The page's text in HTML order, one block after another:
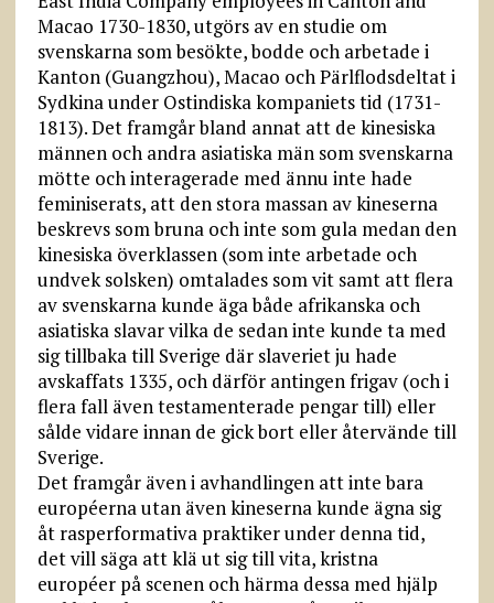
Macao 1730-1830, utgörs av en studie om
svenskar­na som besökte, bodde och arbetade i
Kanton (Guangzhou), Macao och Pärlflodsdeltat i
Sydkina under Ostindiska kompaniets tid (1731-
1813). Det framgår bland annat att de kinesiska
männen och andra asiatiska män som svenskarna
mötte och interagerade med ännu inte hade
feminiserats, att den stora massan av kineserna
beskrevs som bruna och inte som gula medan den
kinesiska överklassen (som inte arbetade och
undvek solsken) omtalades som vit samt att flera
av svenskarna kunde äga både afrikanska och
asiatiska slavar vilka de sedan inte kunde ta med
sig tillbaka till Sverige där slaveriet ju hade
avskaffats 1335, och därför antingen frigav (och i
flera fall även testamenterade pengar till) eller
sålde vidare innan de gick bort eller återvände till
Sverige.
Det framgår även i avhandlingen att inte bara
européerna utan även kineserna kunde ägna sig
åt rasperformativa praktiker under denna tid,
det vill säga att klä ut sig till vita, kristna
européer på scenen och härma dessa med hjälp